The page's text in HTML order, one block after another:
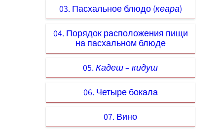
03. Пасхальное блюдо (кеара)
04. Порядок расположения пищи
на пасхальном блюде
05. Кадеш– кидуш
06. Четыре бокала
07. Вино